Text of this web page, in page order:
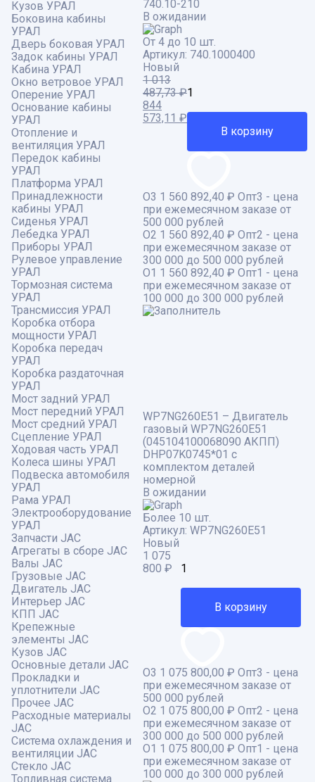
Кузов УРАЛ
Боковина кабины
УРАЛ
Дверь боковая УРАЛ
Задок кабины УРАЛ
Кабина УРАЛ
Окно ветровое УРАЛ
Оперение УРАЛ
Основание кабины
УРАЛ
Отопление и
вентиляция УРАЛ
Передок кабины
УРАЛ
Платформа УРАЛ
Принадлежности
кабины УРАЛ
Сиденья УРАЛ
Лебедка УРАЛ
Приборы УРАЛ
Рулевое управление
УРАЛ
Тормозная система
УРАЛ
Трансмиссия УРАЛ
Коробка отбора
мощности УРАЛ
Коробка передач
УРАЛ
Коробка раздаточная
УРАЛ
Мост задний УРАЛ
Мост передний УРАЛ
Мост средний УРАЛ
Сцепление УРАЛ
Ходовая часть УРАЛ
Колеса шины УРАЛ
Подвеска автомобиля
УРАЛ
Рама УРАЛ
Электрооборудование
УРАЛ
Запчасти JAC
Агрегаты в сборе JAC
Валы JAC
Грузовые JAC
Двигатель JAC
Интерьер JAC
КПП JAC
Крепежные
элементы JAC
Кузов JAC
Основные детали JAC
Прокладки и
уплотнители JAC
Прочее JAC
Расходные материалы
JAC
Система охлаждения и
вентиляции JAC
Стекло JAC
Топливная система
740.10-210
В ожидании
От 4 до 10 шт.
Артикул: 740.1000400
Новый
1 013
487,73₽
Первоначальная
цена
844
573,11 ₽Текущая
573,11 ₽.
В корзину
О3 1 560 892,40 ₽ Опт3 - цена
при ежемесячном заказе от
500 000 рублей
О2 1 560 892,40 ₽ Опт2 - цена
при ежемесячном заказе от
300 000 до 500 000 рублей
О1 1 560 892,40 ₽ Опт1 - цена
при ежемесячном заказе от
100 000 до 300 000 рублей
WP7NG260E51 – Двигатель
газовый WP7NG260E51
(045104100068090 АКПП)
DHP07K0745*01 с
комплектом деталей
номерной
В ожидании
Более 10 шт.
Артикул: WP7NG260E51
Новый
1 075
800 ₽
В корзину
О3 1 075 800,00 ₽ Опт3 - цена
при ежемесячном заказе от
500 000 рублей
О2 1 075 800,00 ₽ Опт2 - цена
при ежемесячном заказе от
300 000 до 500 000 рублей
О1 1 075 800,00 ₽ Опт1 - цена
при ежемесячном заказе от
100 000 до 300 000 рублей